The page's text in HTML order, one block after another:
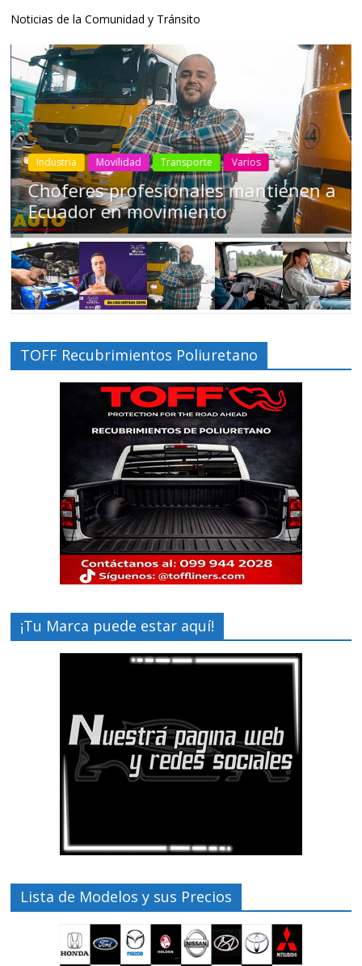
Noticias de la Comunidad y Tránsito
Industria Movilidad Transporte Varios
Choferes profesionales mantienen a
Ecuador en movimiento
TOFF Recubrimientos Poliuretano
¡Tu Marca puede estar aquí!
Lista de Modelos y sus Precios